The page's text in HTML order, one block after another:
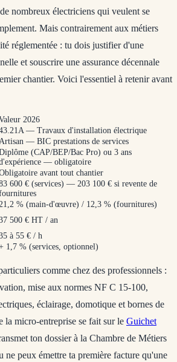
nombreux électriciens qui veulent se
Mais contrairement aux métiers
réglementée : tu dois justifier d'une
et souscrire une assurance décennale
chantier. Voici l'essentiel à retenir avant
2026
— Travaux d'installation électrique
Artisan — BIC prestations de services
(CAP/BEP/Bac Pro) ou 3 ans
— obligatoire
avant tout chantier
600 € (services) — 203 100 € si revente de
21,2 % (main-d'œuvre) / 12,3 % (fournitures)
500 € HT / an
à 55 € / h
1,7 % (services, optionnel)
comme chez des professionnels :
mise aux normes NF C 15-100,
éclairage, domotique et bornes de
la micro-entreprise se fait sur le Guichet
ton dossier à la Chambre de Métiers
ne peux émettre ta première facture qu'une